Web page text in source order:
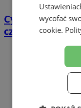
Cyfrowy
czujniki TPMS i
wycofać
cookie.